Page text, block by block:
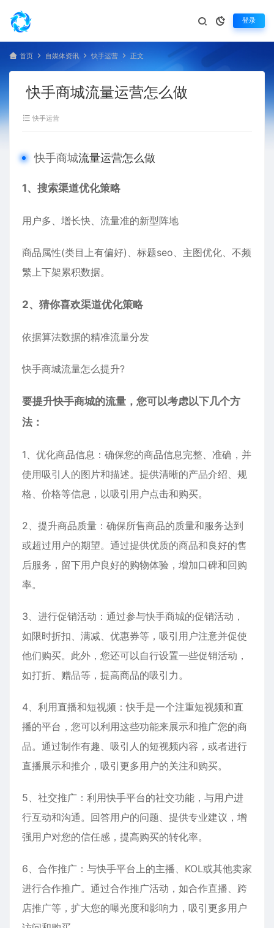
登录
首页 自媒体资讯 快手运营 正文
快手商城流量运营怎么做
快手运营
快手商城流量运营怎么做
1、搜索渠道优化策略
用户多、增长快、流量准的新型阵地
商品属性(类目上有偏好)、标题seo、主图优化、不频
繁上下架累积数据。
2、猜你喜欢渠道优化策略
依据算法数据的精准流量分发
快手商城流量怎么提升?
要提升快手商城的流量，您可以考虑以下几个方
法：
1、优化商品信息：确保您的商品信息完整、准确，并
使用吸引人的图片和描述。提供清晰的产品介绍、规
格、价格等信息，以吸引用户点击和购买。
2、提升商品质量：确保所售商品的质量和服务达到
或超过用户的期望。通过提供优质的商品和良好的售
后服务，留下用户良好的购物体验，增加口碑和回购
率。
3、进行促销活动：通过参与快手商城的促销活动，
如限时折扣、满减、优惠券等，吸引用户注意并促使
他们购买。此外，您还可以自行设置一些促销活动，
如打折、赠品等，提高商品的吸引力。
4、利用直播和短视频：快手是一个注重短视频和直
播的平台，您可以利用这些功能来展示和推广您的商
品。通过制作有趣、吸引人的短视频内容，或者进行
直播展示和推介，吸引更多用户的关注和购买。
5、社交推广：利用快手平台的社交功能，与用户进
行互动和沟通。回答用户的问题、提供专业建议，增
强用户对您的信任感，提高购买的转化率。
6、合作推广：与快手平台上的主播、KOL或其他卖家
进行合作推广。通过合作推广活动，如合作直播、跨
店推广等，扩大您的曝光度和影响力，吸引更多用户